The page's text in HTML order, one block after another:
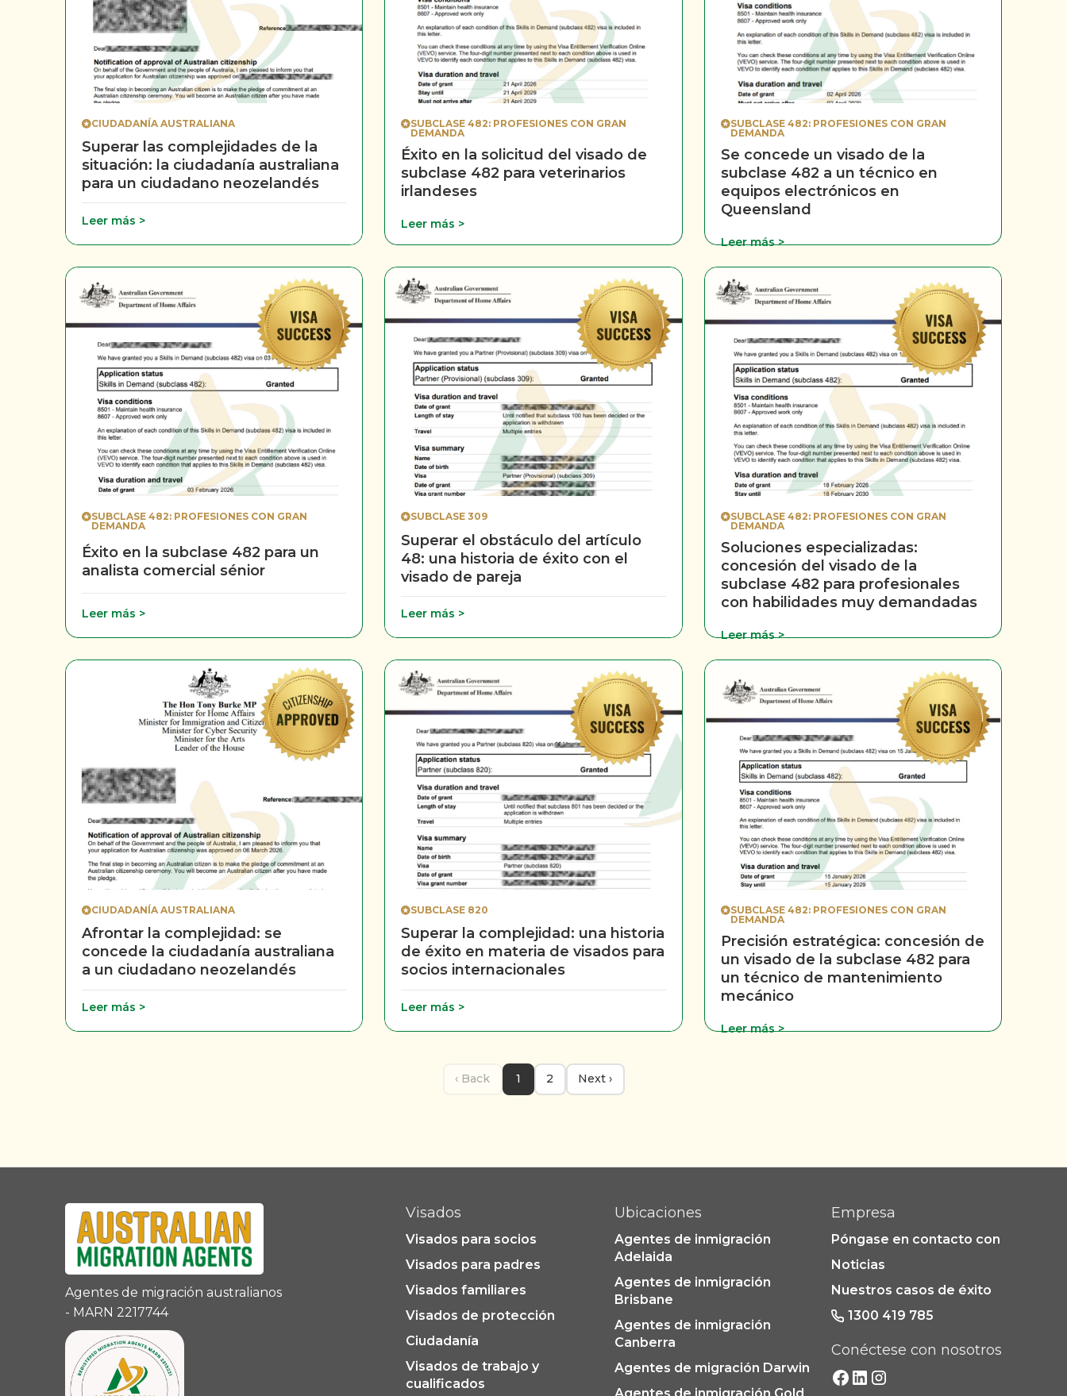
CIUDADANÍA AUSTRALIANA
Superar las complejidades de la
situación: la ciudadanía australiana
para un ciudadano neozelandés
Leer más >
SUBCLASE 482: PROFESIONES CON GRAN
DEMANDA
Éxito en la solicitud del visado de
subclase 482 para veterinarios
irlandeses
Leer más >
SUBCLASE 482: PROFESIONES CON GRAN
DEMANDA
Se concede un visado de la
subclase 482 a un técnico en
equipos electrónicos en
Queensland
Leer más >
SUBCLASE 482: PROFESIONES CON GRAN
DEMANDA
Éxito en la subclase 482 para un
analista comercial sénior
Leer más >
SUBCLASE 309
Superar el obstáculo del artículo
48: una historia de éxito con el
visado de pareja
Leer más >
SUBCLASE 482: PROFESIONES CON GRAN
DEMANDA
Soluciones especializadas:
concesión del visado de la
subclase 482 para profesionales
con habilidades muy demandadas
Leer más >
CIUDADANÍA AUSTRALIANA
Afrontar la complejidad: se
concede la ciudadanía australiana
a un ciudadano neozelandés
Leer más >
SUBCLASE 820
Superar la complejidad: una historia
de éxito en materia de visados para
socios internacionales
Leer más >
SUBCLASE 482: PROFESIONES CON GRAN
DEMANDA
Precisión estratégica: concesión de
un visado de la subclase 482 para
un técnico de mantenimiento
mecánico
Leer más >
‹ Back 1 2 Next ›
Agentes de migración australianos
- MARN 2217744
Ubicaciones
Agentes de inmigración
Adelaida
Agentes de inmigración
Brisbane
Agentes de inmigración
Canberra
Agentes de migración Darwin
Empresa
Póngase en contacto con
Noticias
Nuestros casos de éxito
1300 419 785
Conéctese con nosotros
Visados
Visados para socios
Visados para padres
Visados familiares
Visados de protección
Ciudadanía
Visados de trabajo y
cualificados